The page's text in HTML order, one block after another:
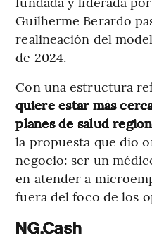
Guilherme Berardo
realineación del
de 2024.
Con una estructura
quiere estar más
planes de salud
la propuesta que dio
negocio: ser un
en atender a
fuera del foco de los
NG.Cash